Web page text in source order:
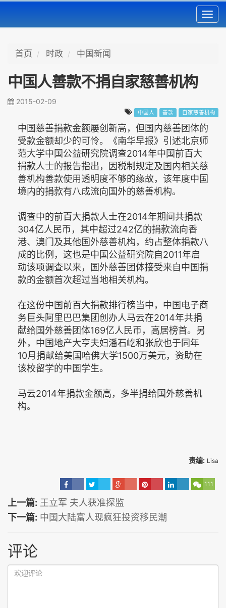
首页 时政 中国新闻
中国人善款不捐自家慈善机构
2015-02-09
中国人 善款 自家慈善机构
中国慈善捐款金额屡创新高，但国内慈善团体的
受款金额却少的可怜。《南华早报》引述北京师
范大学中国公益研究院调查2014年中国前百大
捐款人士的报告指出，因税制规定及国内相关慈
善机构善款使用透明度不够的缘故，该年度中国
境内的捐款有八成流向国外的慈善机构。
调查中的前百大捐款人士在2014年期间共捐款
304亿人民币，其中超过242亿的捐款流向香
港、澳门及其他国外慈善机构，约占整体捐款八
成的比例，这也是中国公益研究院自2011年启
动该项调查以来，国外慈善团体接受来自中国捐
款的金额首次超过当地相关机构。
在这份中国前百大捐款排行榜当中，中国电子商
务巨头阿里巴巴集团创办人马云在2014年共捐
献给国外慈善团体169亿人民币，高居榜首。另
外，中国地产大亨夫妇潘石屹和张欣也于同年
10月捐献给美国哈佛大学1500万美元，资助在
该校留学的中国学生。
马云2014年捐款金额高，多半捐给国外慈善机
构。
责编: Lisa
111
上一篇: 王立军 夫人获准探监
下一篇: 中国大陆富人现疯狂投资移民潮
评论